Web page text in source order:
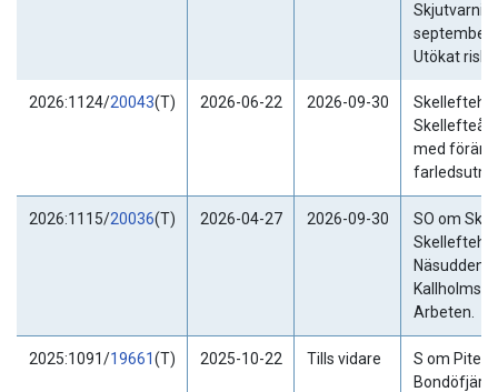
september
Utökat
2026:1124/20043(T) 2026-06-22 2026-09-30
Skellefteå.
med
2026:1115/20036(T) 2026-04-27 2026-09-30
SO om
Näsudden.
Arbeten.
2025:1091/19661(T) 2025-10-22 Tills vidare
S om Piteå.